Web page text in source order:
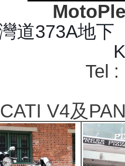
道373A地
Tel
V4及